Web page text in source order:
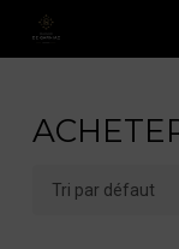
Passer
principal